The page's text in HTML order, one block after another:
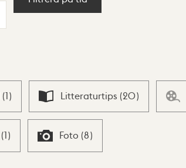
(1) Litteraturtips (20)
(1) Foto (8)